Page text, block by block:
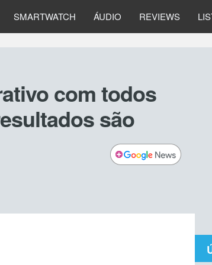
SMARTWATCH ÁUDIO REVIEWS
com todos
são